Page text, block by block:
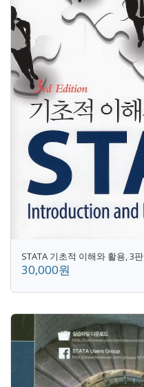
STATA 기초적 이해와 활용, 3판
30,000원